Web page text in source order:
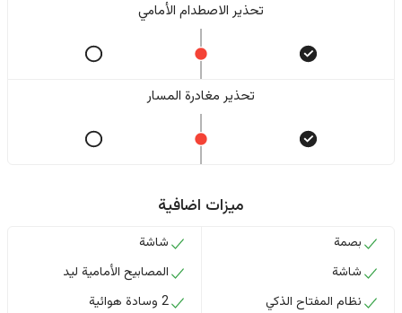
تحذير الاصطدام الأمامي
تحذير مغادرة المسار
ميزات اضافية
بصمة
شاشة
نظام المفتاح الذكي
شاشة
المصابيح الأمامية ليد
2 وسادة هوائية